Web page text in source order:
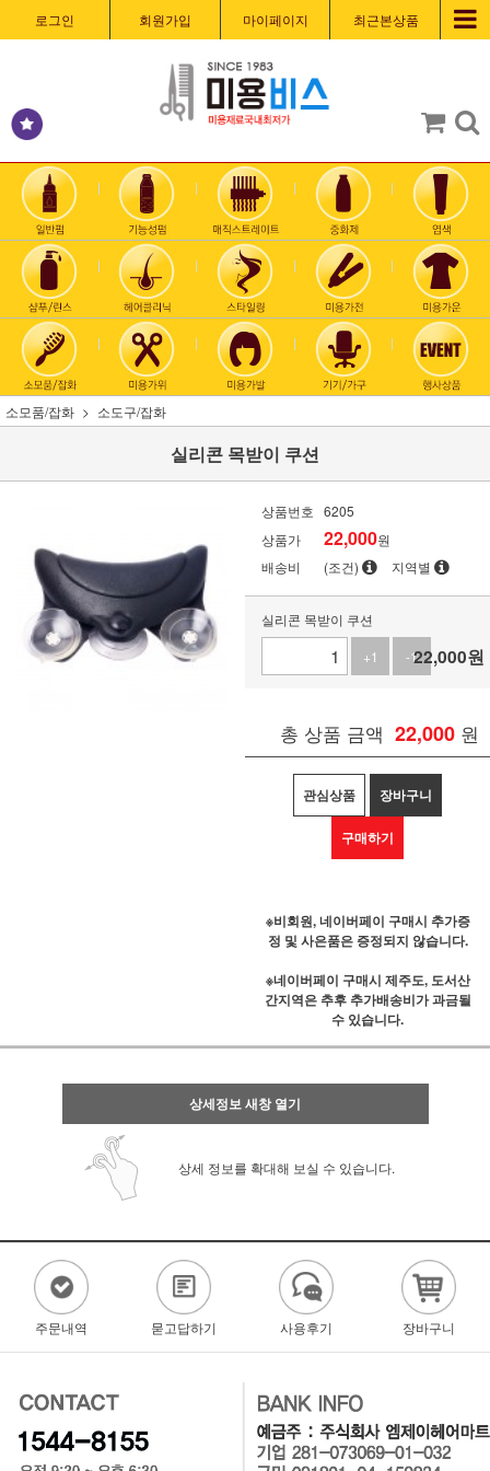
로그인 회원가입 마이페이지 최근본상품
소모품/잡화 소도구/잡화
실리콘 목받이 쿠션
상품번호 6205
상품가
22,000원
배송비
(조건) 지역별
실리콘 목받이 쿠션
+1
-122,000원
총 상품 금액 22,000 원
관심상품 장바구니
구매하기
※비회원, 네이버페이 구매시 추가증
정 및 사은품은 증정되지 않습니다.
※네이버페이 구매시 제주도, 도서산
간지역은 추후 추가배송비가 과금될
수 있습니다.
상세정보 새창 열기
상세 정보를 확대해 보실 수 있습니다.
주문내역 묻고답하기 사용후기 장바구니